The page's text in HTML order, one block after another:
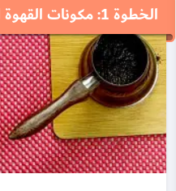
الخطوة 1: مكونات القهوة الفرنسية